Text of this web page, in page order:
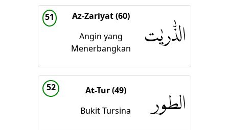
51
Az-Zariyat (60)
Angin yang
Menerbangkan
الذّٰريٰت
52
At-Tur (49)
Bukit Tursina
الطور